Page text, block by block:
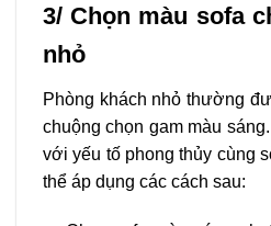
3/ Chọn màu sofa
nhỏ
Phòng khách nhỏ thường
chuộng chọn gam màu
với yếu tố phong thủy cùng
thể áp dụng các cách sau: